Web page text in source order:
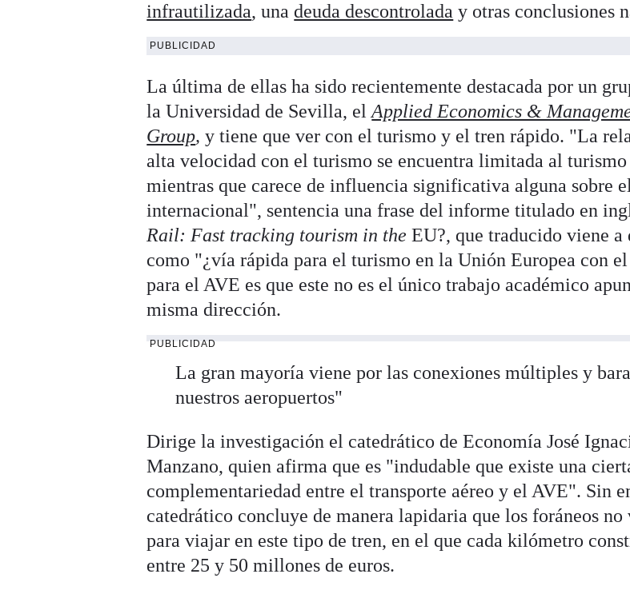
infrautilizada, unadeuda descontrolada y otras conclusiones
PUBLICIDAD
La última de ellas ha sido recientemente destacada por un
la Universidad de Sevilla, elApplied Economics &
Group,y tiene que ver con el turismo y el tren rápido. "La
alta velocidad con el turismo se encuentra limitada al
mientras que carece de influencia significativa alguna sobre
internacional", sentencia una frase del informe titulado en
Rail: Fast tracking tourism in the EU?, que traducido viene a
como "¿vía rápida para el turismo en la Unión Europea con
para el AVE es que este no es el único trabajo académico
misma dirección.
PUBLICIDAD
La gran mayoría viene por las conexiones múltiples y
nuestros aeropuertos"
Dirige la investigación el catedrático de Economía José
Manzano, quien afirma que es "indudable que existe una
complementariedad entre el transporte aéreo y el AVE". Sin
catedrático concluye de manera lapidaria que los foráneos no
para viajar en este tipo de tren, en el que cada kilómetro
entre 25 y 50 millones de euros.